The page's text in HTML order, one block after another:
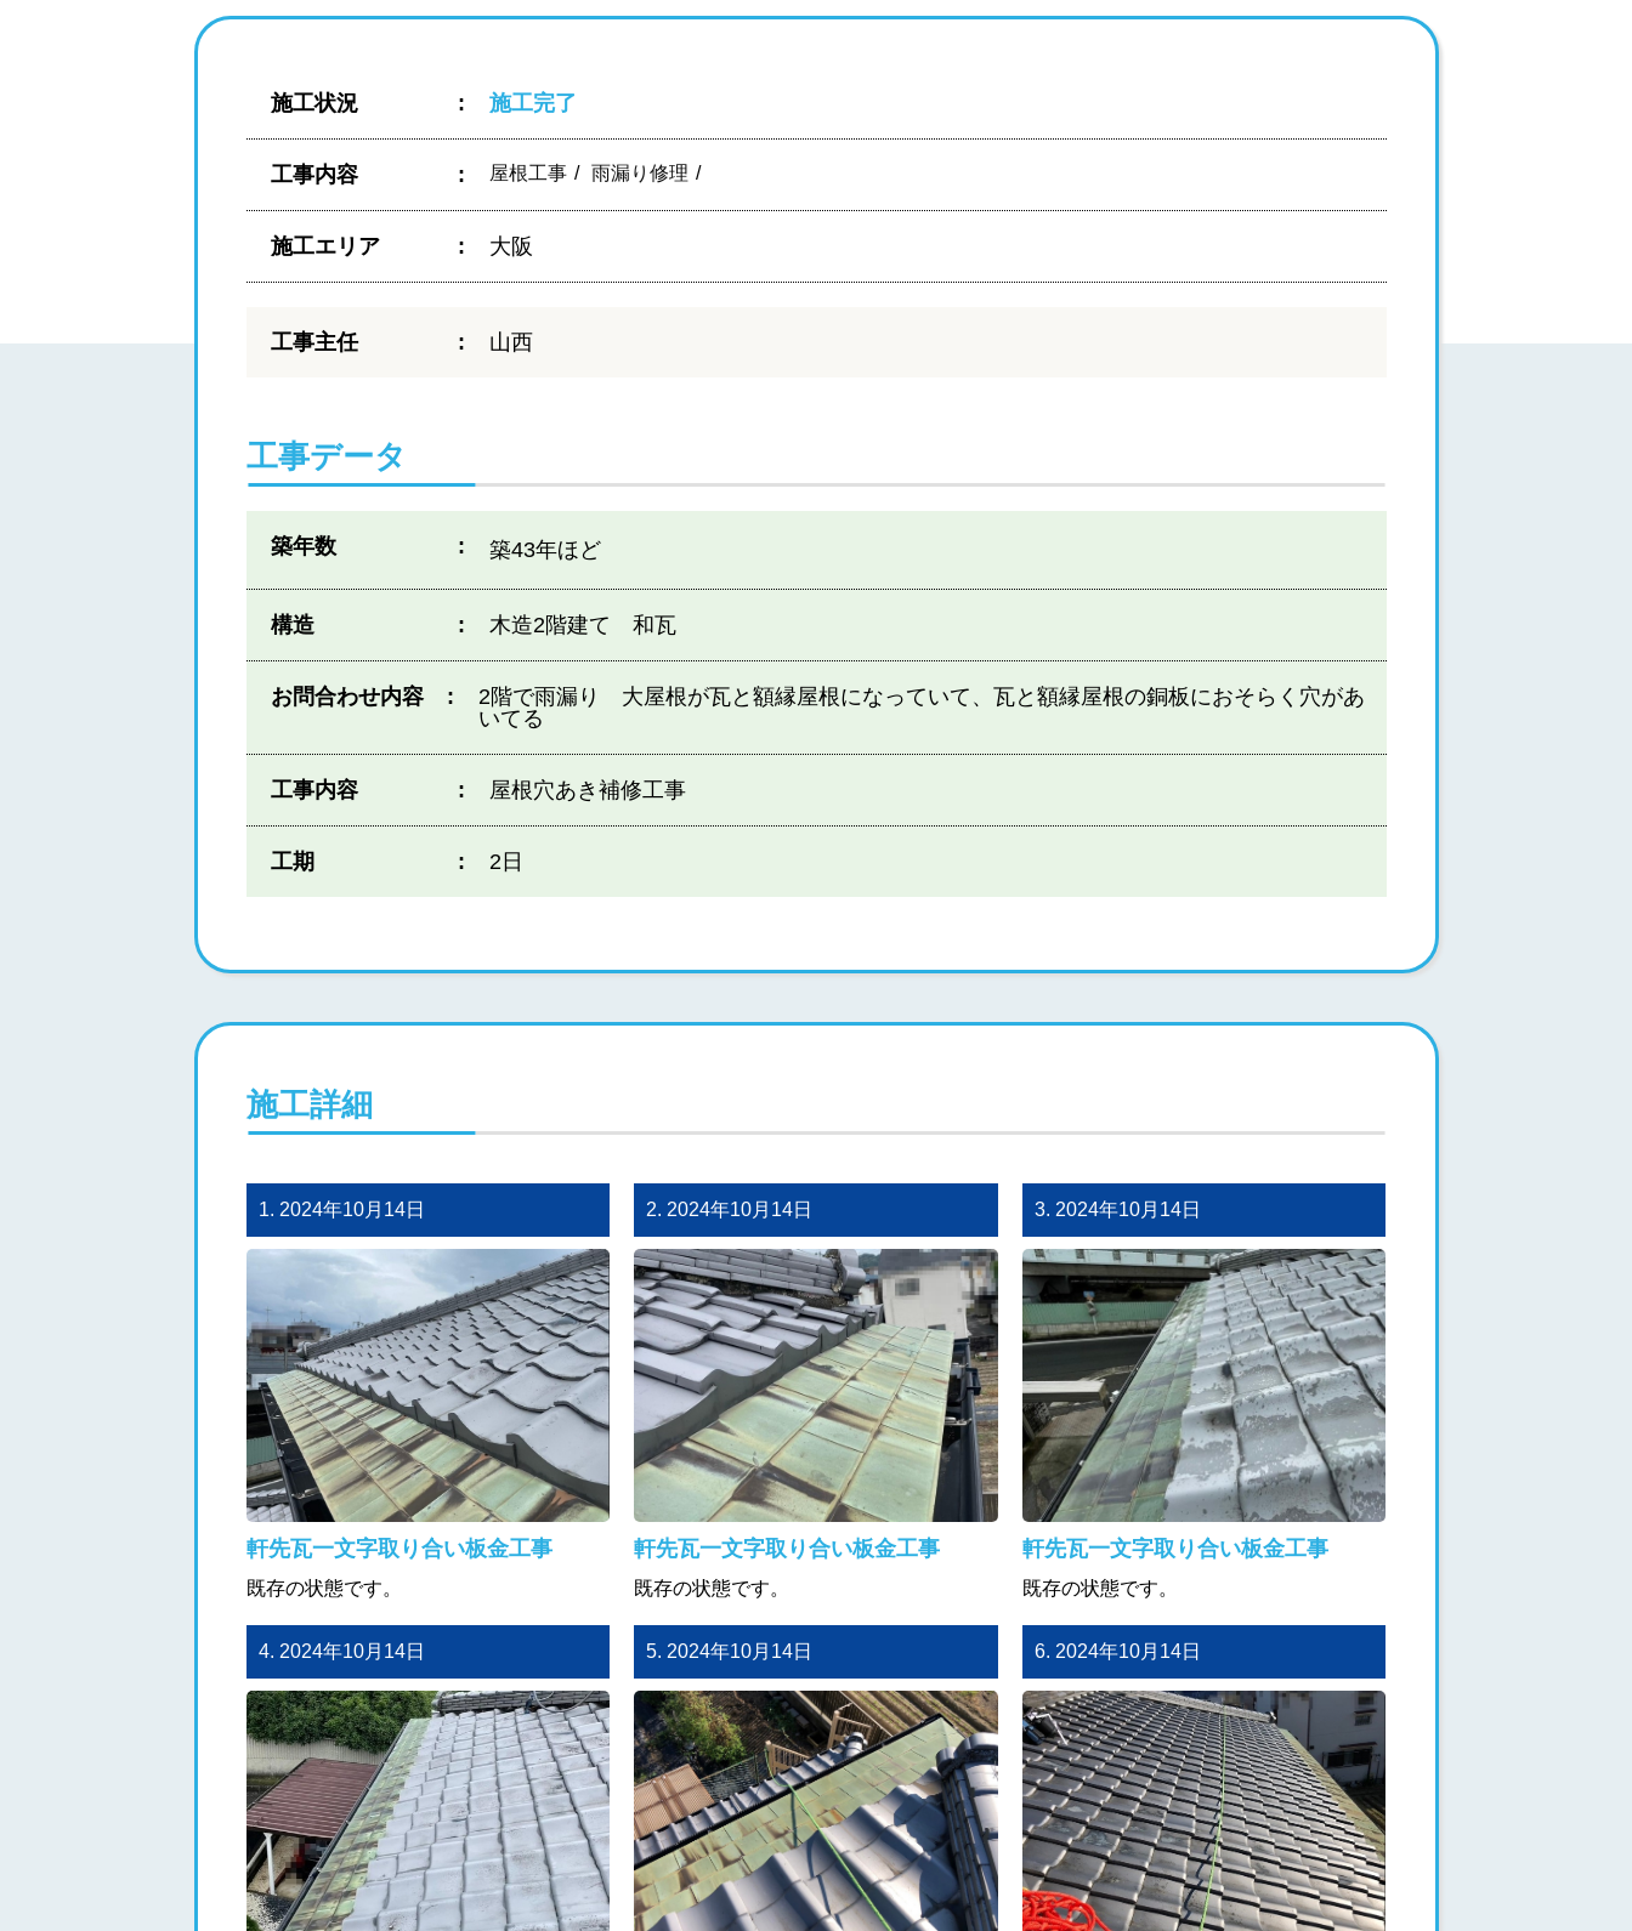
施工状況 施工完了
工事内容 屋根工事 雨漏り修理
施工エリア 大阪
工事主任 山西
工事データ
築年数 築43年ほど
構造 木造2階建て 和瓦
お問合わせ内容
2階で雨漏り 大屋根が瓦と額縁屋根になっていて、瓦と額縁屋根の銅板におそらく穴があ
いてる
工事内容 屋根穴あき補修工事
工期 2日
施工詳細
1. 2024年10月14日
軒先瓦一文字取り合い板金工事
既存の状態です。
2. 2024年10月14日
軒先瓦一文字取り合い板金工事
既存の状態です。
3. 2024年10月14日
軒先瓦一文字取り合い板金工事
既存の状態です。
4. 2024年10月14日 5. 2024年10月14日 6. 2024年10月14日